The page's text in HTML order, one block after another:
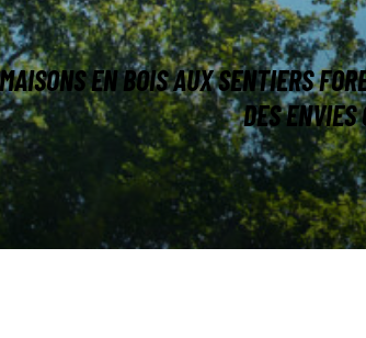
EN BOIS AUX SENTIERS
DES ENVIES